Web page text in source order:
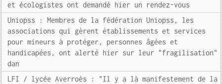
et écologistes ont demandé hier un rendez-vous
Uniopss : Membres de la fédération Uniopss, les
associations qui gèrent établissements et services
pour mineurs à protéger, personnes âgées et
handicapées, ont alerté hier sur leur "fragilisation"
dan
LFI / lycée Averroès : "Il y a là manifestement de la